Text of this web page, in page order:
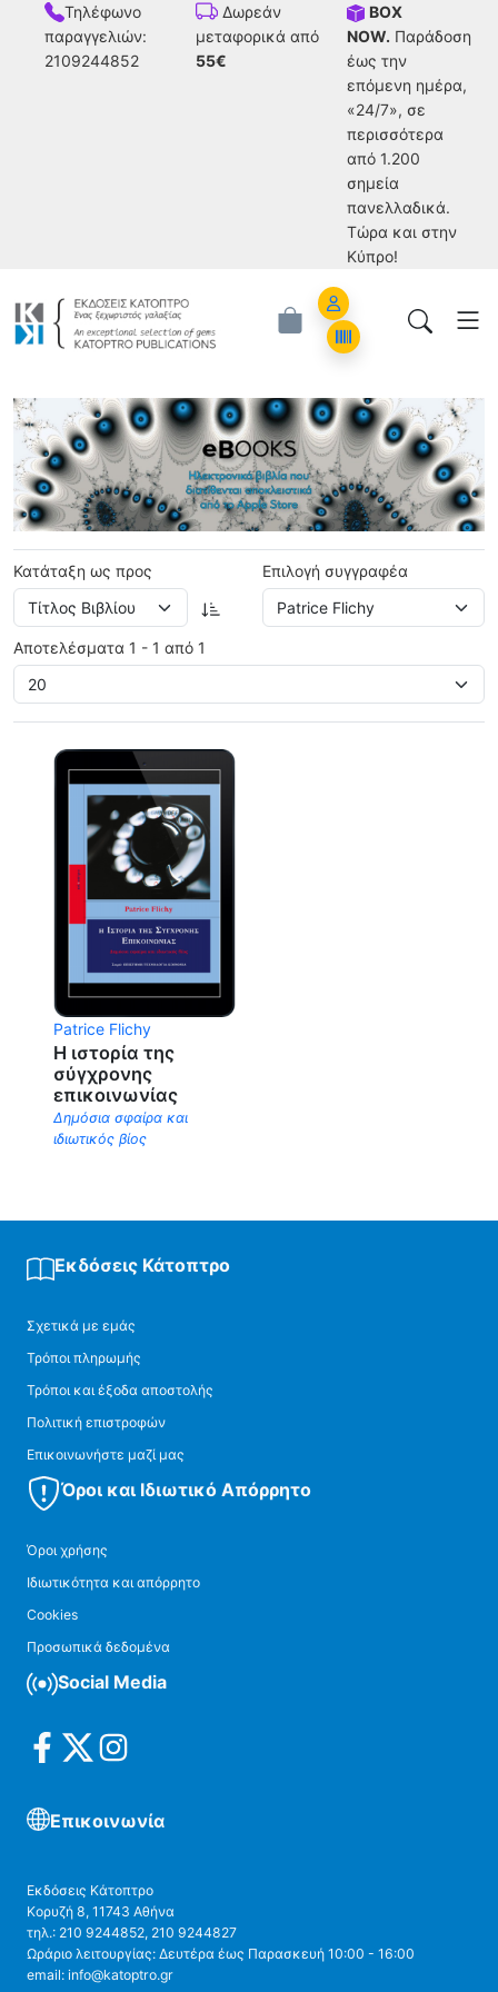
Τηλέφωνο
παραγγελιών:
2109244852
Δωρεάν
μεταφορικά από
55€
BOX
NOW. Παράδοση
έως την
επόμενη ημέρα,
«24/7», σε
περισσότερα
από 1.200
σημεία
πανελλαδικά.
Tώρα και στην
Κύπρο!
Account
Orders
Ηλεκτρονικά Βιβλία
Κατάταξη ως προς Επιλογή συγγραφέα
Αποτελέσματα 1 - 1 από 1
Patrice Flichy
Η ιστορία της
σύγχρονης
επικοινωνίας
Δημόσια σφαίρα και
ιδιωτικός βίος
Εκδόσεις Κάτοπτρο
Σχετικά με εμάς
Τρόποι πληρωμής
Τρόποι και έξοδα αποστολής
Πολιτική επιστροφών
Επικοινωνήστε μαζί μας
Όροι και Ιδιωτικό Απόρρητο
Όροι χρήσης
Ιδιωτικότητα και απόρρητο
Cookies
Προσωπικά δεδομένα
Social Media
Επικοινωνία
Εκδόσεις Κάτοπτρο
Κορυζή 8, 11743 Αθήνα
τηλ.: 210 9244852, 210 9244827
Ωράριο λειτουργίας: Δευτέρα έως Παρασκευή 10:00 - 16:00
email: info@katoptro.gr